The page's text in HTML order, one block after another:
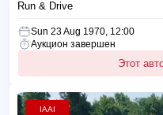
Run & Drive
Sun 23 Aug 1970, 12:00
Аукцион завершен
Этот
IAAI